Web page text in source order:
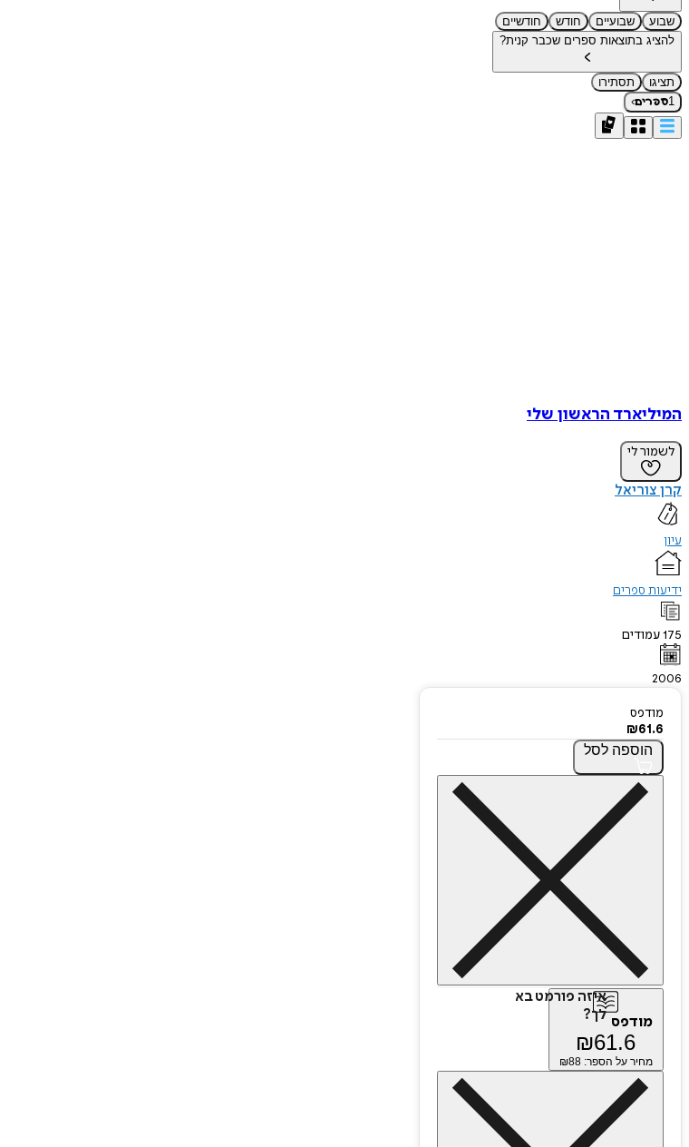
שבוע שבועיים חודש
חודשיים
להציג בתוצאות ספרים שכבר קנית?
תציגו
תסתירו
1ספרים›
המיליארד הראשון שלי
לשמור לי
קרן צוריאל
עיון
ידיעות ספרים
175עמודים
2006
מודפס
₪61.6
הוספה לסל
איזה פורמט בא
לך? מודפס
₪61.6
מחיר על הספר: ₪88